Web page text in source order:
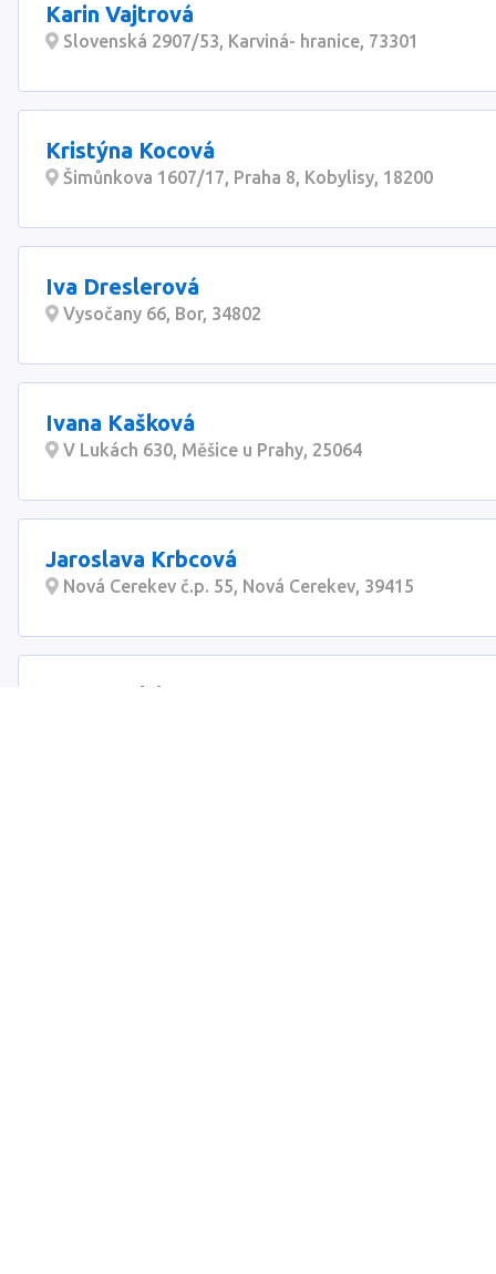
Karin Vajtrová
Slovenská 2907/53, Karviná- hranice, 73301
Kristýna Kocová
Šimůnkova 1607/17, Praha 8, Kobylisy, 18200
Iva Dreslerová
Vysočany 66, Bor, 34802
Ivana Kašková
V Lukách 630, Měšice u Prahy, 25064
Jaroslava Krbcová
Nová Cerekev č.p. 55, Nová Cerekev, 39415
EU consulting group s.r.o.